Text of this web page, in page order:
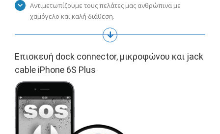
Αντιμετωπίζουμε τους πελάτες μας ανθρώπινα με
χαμόγελο και καλή διάθεση.
Επισκευή dock connector, μικροφώνου και jack
cable iPhone 6S Plus